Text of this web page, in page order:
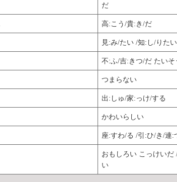
だ
高:こう/貴:き/だ
見:み/たい /知:し/りた
不:ふ/吉:きつ/だ たい
つまらない
出:しゅ/家:っけ/する
かわいらしい
座:すわ/る /引:ひ/き/連:
おもしろい こっけい
い